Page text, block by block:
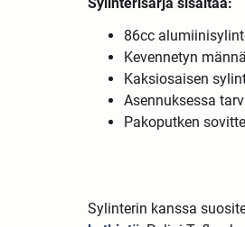
86cc
Kevennetyn
Kaksiosaisen
Asennuksessa
Pakoputken
Sylinterin kanssa